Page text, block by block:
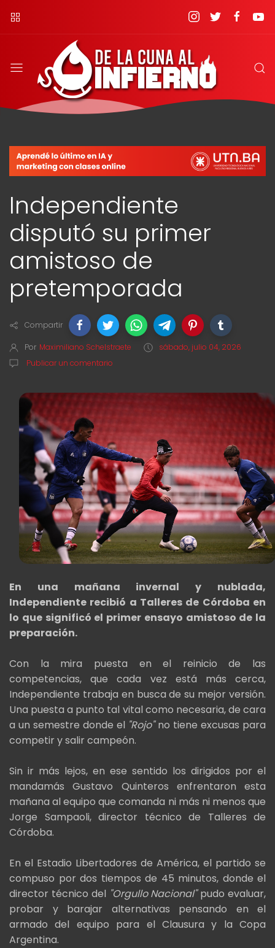
Independiente
disputó su primer
amistoso de
pretemporada
Compartir
Por Maximiliano Schelstraete
sábado, julio 04, 2026
Publicar un comentario
En una mañana invernal y nublada,
Independiente recibió a Talleres de Córdoba en
lo que significó el primer ensayo amistoso de la
preparación.
Con la mira puesta en el reinicio de las
competencias, que cada vez está más cerca,
Independiente trabaja en busca de su mejor versión.
Una puesta a punto tal vital como necesaria, de cara
a un semestre donde el "Rojo"no tiene excusas para
competir y salir campeón.
Sin ir más lejos, en ese sentido los dirigidos por el
mandamás Gustavo Quinteros enfrentaron esta
mañana al equipo que comanda ni más ni menos que
Jorge Sampaoli, director técnico de Talleres de
Córdoba.
En el Estadio Libertadores de América, el partido se
compuso por dos tiempos de 45 minutos, donde el
director técnico del "Orgullo Nacional"pudo evaluar,
probar y barajar alternativas pensando en el
armado del equipo para el Clausura y la Copa
Argentina.